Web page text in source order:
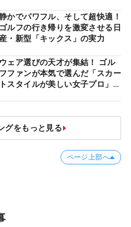
かでパワフル、そして超快適！
ゴルフの行き帰りを激変させる日
産・新型「キックス」の実力
ウェア選びの天才が集結！ ゴル
フファンが本気で選んだ「スカー
トスタイルが美しい女子プロ」神
グをもっと見る
ページ上部へ